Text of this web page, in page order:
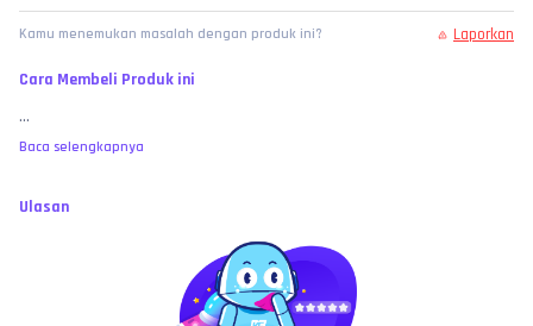
Kamu menemukan masalah dengan produk ini? Laporkan
Cara Membeli Produk ini
...
Baca selengkapnya
Ulasan